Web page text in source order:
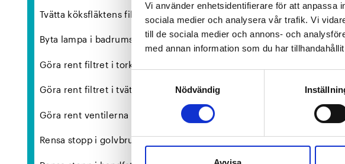
Vi använder enhetsidentifierare för att anpassa
sociala medier och analysera vår trafik. Vi
till de sociala medier och annons- och
med annan information som du har
Nödvändig
Tvätta köksfläktens filter
Byta lampa i badrumsskåpet
Göra rent filtret i torktumlaren*
Göra rent filtret i tvättmaskinen*
Göra rent ventilerna
Rensa stopp i golvbrunnen